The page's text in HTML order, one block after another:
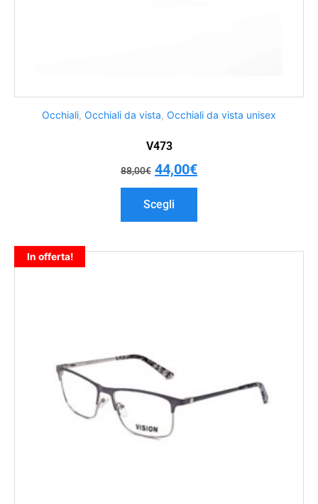
Occhiali, Occhiali da vista, Occhiali da vista unisex
V473
88,00€ 44,00€
Scegli
In offerta!